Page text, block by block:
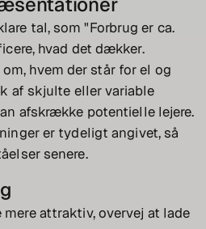
tal, som "Forbrug er ca.
hvad det dækker.
hvem der står for el og
af skjulte eller variable
afskrække potentielle lejere.
er tydeligt angivet, så
senere.
mere attraktiv, overvej at lade